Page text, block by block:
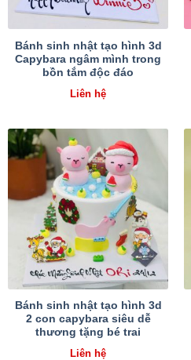
Bánh sinh nhật tạo hình 3d
Capybara ngâm mình trong
bồn tắm độc đáo
Liên hệ
Bánh sinh nhật tạo hình 3d
2 con capybara siêu dễ
thương tặng bé trai
Liên hệ